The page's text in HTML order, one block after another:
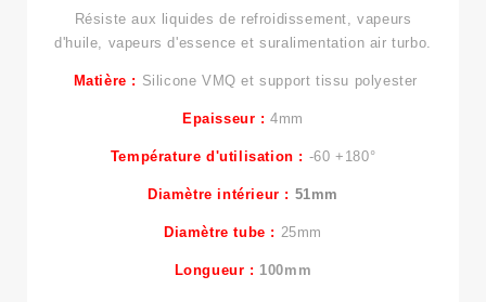
Résiste aux liquides de refroidissement, vapeurs
d'huile, vapeurs d'essence et suralimentation air turbo.
Matière : Silicone VMQ et support tissu polyester
Epaisseur :4mm
Température d'utilisation : -60 +180°
Diamètre intérieur : 51mm
Diamètre tube : 25mm
Longueur : 100mm